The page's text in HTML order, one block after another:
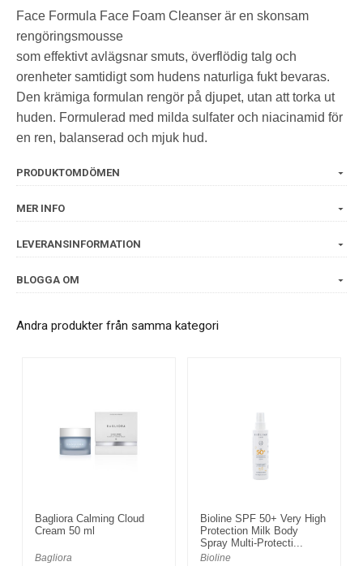
Face Formula Face Foam Cleanser är en skonsam
rengöringsmousse
som effektivt avlägsnar smuts, överflödig talg och
orenheter samtidigt som hudens naturliga fukt bevaras.
Den krämiga formulan rengör på djupet, utan att torka ut
huden. Formulerad med milda sulfater och niacinamid för
en ren, balanserad och mjuk hud.
PRODUKTOMDÖMEN
MER INFO
LEVERANSINFORMATION
BLOGGA OM
Andra produkter från samma kategori
Bagliora Calming Cloud
Cream 50 ml
Bagliora
Bioline SPF 50+ Very High
Protection Milk Body
Spray Multi-Protecti...
Bioline